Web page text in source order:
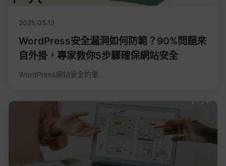
2025.05.12
WordPress安全漏洞如何防範？90%問題來
自外掛，專家教你5步驟確保網站安全
WordPress網站安全的重...